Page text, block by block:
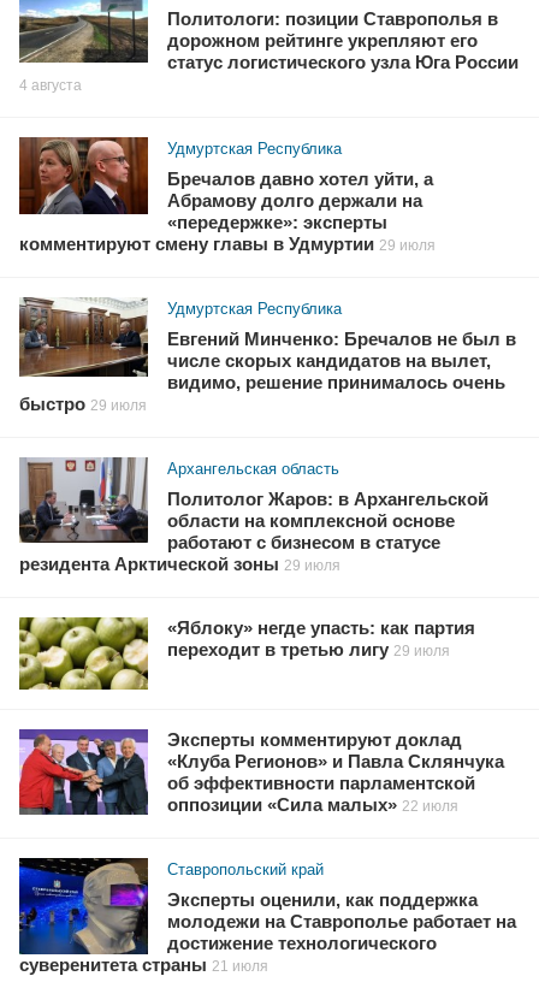
Политологи: позиции Ставрополья в
дорожном рейтинге укрепляют его
статус логистического узла Юга России
4 августа
Удмуртская Республика
Бречалов давно хотел уйти, а
Абрамову долго держали на
«передержке»: эксперты
комментируют смену главы в Удмуртии 29 июля
Удмуртская Республика
Евгений Минченко: Бречалов не был в
числе скорых кандидатов на вылет,
видимо, решение принималось очень
быстро 29 июля
Архангельская область
Политолог Жаров: в Архангельской
области на комплексной основе
работают с бизнесом в статусе
резидента Арктической зоны 29 июля
«Яблоку» негде упасть: как партия
переходит в третью лигу 29 июля
Эксперты комментируют доклад
«Клуба Регионов» и Павла Склянчука
об эффективности парламентской
оппозиции «Сила малых» 22 июля
Ставропольский край
Эксперты оценили, как поддержка
молодежи на Ставрополье работает на
достижение технологического
суверенитета страны 21 июля